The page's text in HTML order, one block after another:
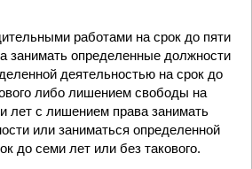
работами на срок до пяти
занимать определенные должности
деятельностью на срок до
либо лишением свободы на
лет с лишением права занимать
или заниматься определенной
до семи лет или без такового.